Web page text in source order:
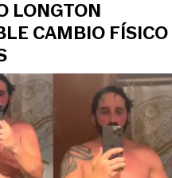
LONGTON
CAMBIO FÍSICO